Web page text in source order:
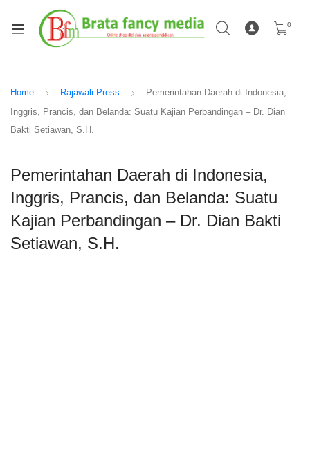
0
Home Rajawali Press
Pemerintahan Daerah di Indonesia,
Inggris, Prancis, dan Belanda: Suatu Kajian Perbandingan – Dr. Dian
Bakti Setiawan, S.H.
Pemerintahan Daerah di Indonesia,
Inggris, Prancis, dan Belanda: Suatu
Kajian Perbandingan – Dr. Dian Bakti
Setiawan, S.H.